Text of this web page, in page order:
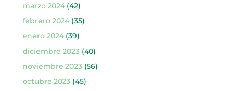
marzo 2024(42)
febrero 2024(35)
enero 2024(39)
diciembre 2023(40)
noviembre 2023(56)
octubre 2023(45)